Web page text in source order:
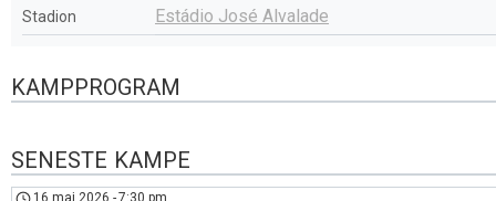
Stadion Estádio José Alvalade
KAMPPROGRAM
SENESTE KAMPE
16 maj 2026 -7:30 pm